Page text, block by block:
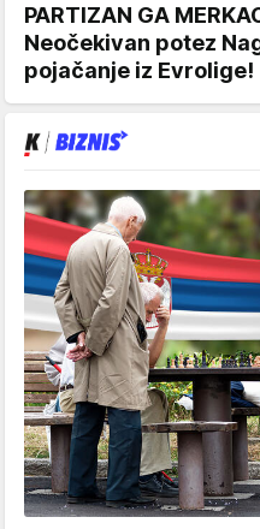
PARTIZAN GA
Neočekivan potez
pojačanje iz Evrolige!